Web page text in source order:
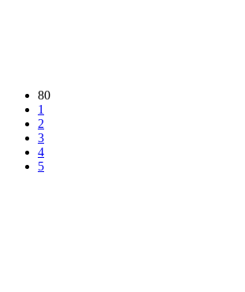
80
1
2
3
4
5